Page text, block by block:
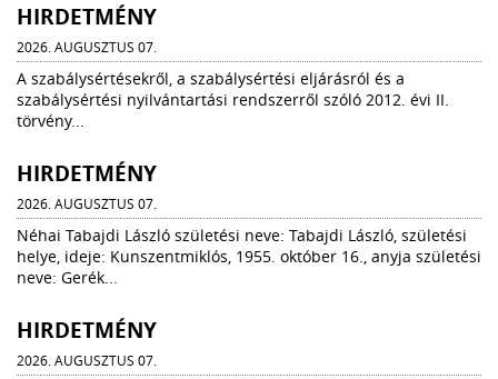
HIRDETMÉNY
2026. AUGUSZTUS 07.
A szabálysértésekről, a szabálysértési eljárásról és a
szabálysértési nyilvántartási rendszerről szóló 2012. évi II.
törvény...
HIRDETMÉNY
2026. AUGUSZTUS 07.
Néhai Tabajdi László születési neve: Tabajdi László, születési
helye, ideje: Kunszentmiklós, 1955. október 16., anyja születési
neve: Gerék...
HIRDETMÉNY
2026. AUGUSZTUS 07.